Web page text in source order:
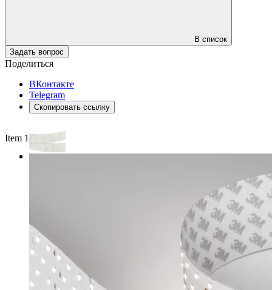
В список
Задать вопрос
Поделиться
ВКонтакте
Telegram
Скопировать ссылку
Item 1 of 3